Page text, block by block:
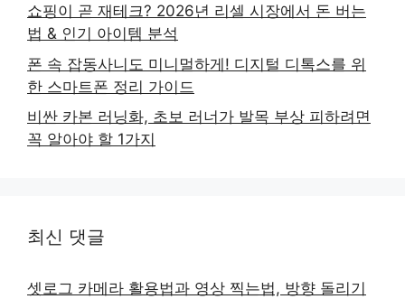
쇼핑이 곧 재테크? 2026년 리셀 시장에서 돈 버는
법 & 인기 아이템 분석
폰 속 잡동사니도 미니멀하게! 디지털 디톡스를 위
한 스마트폰 정리 가이드
비싼 카본 러닝화, 초보 러너가 발목 부상 피하려면
꼭 알아야 할 1가지
최신 댓글
셋로그 카메라 활용법과 영상 찍는법, 방향 돌리기